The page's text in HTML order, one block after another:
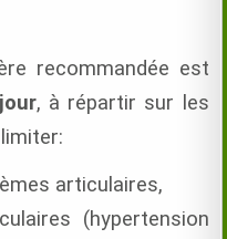
recommandée est
, à répartir sur les
articulaires,
(hypertension